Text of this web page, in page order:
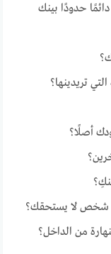
حدودًا بينك
تريدينها؟
أصلًا؟
شخص لا يستحقك؟
من الداخل؟